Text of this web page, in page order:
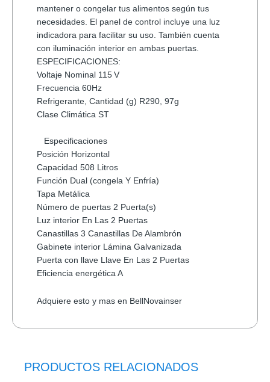
mantener o congelar tus alimentos según tus
necesidades. El panel de control incluye una luz
indicadora para facilitar su uso. También cuenta
con iluminación interior en ambas puertas.
ESPECIFICACIONES:
Voltaje Nominal 115 V
Frecuencia 60Hz
Refrigerante, Cantidad (g) R290, 97g
Clase Climática ST
Especificaciones
Posición Horizontal
Capacidad 508 Litros
Función Dual (congela Y Enfría)
Tapa Metálica
Número de puertas 2 Puerta(s)
Luz interior En Las 2 Puertas
Canastillas 3 Canastillas De Alambrón
Gabinete interior Lámina Galvanizada
Puerta con llave Llave En Las 2 Puertas
Eficiencia energética A
Adquiere esto y mas en BellNovainser
PRODUCTOS RELACIONADOS